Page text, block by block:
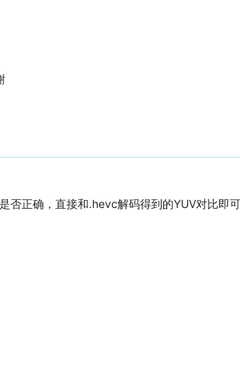
否正确，直接和.hevc解码得到的YUV对比即